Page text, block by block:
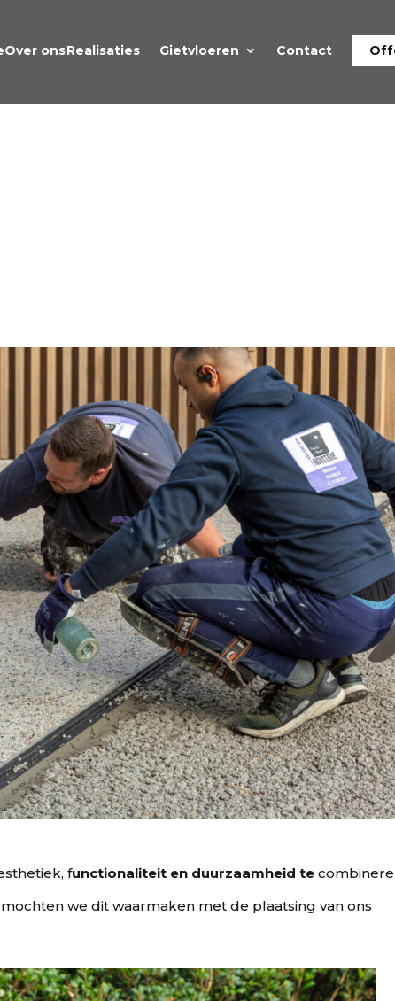
Over onsRealisaties Gietvloeren Contact
functionaliteit en duurzaamheid te
we dit waarmaken met de plaatsing van ons